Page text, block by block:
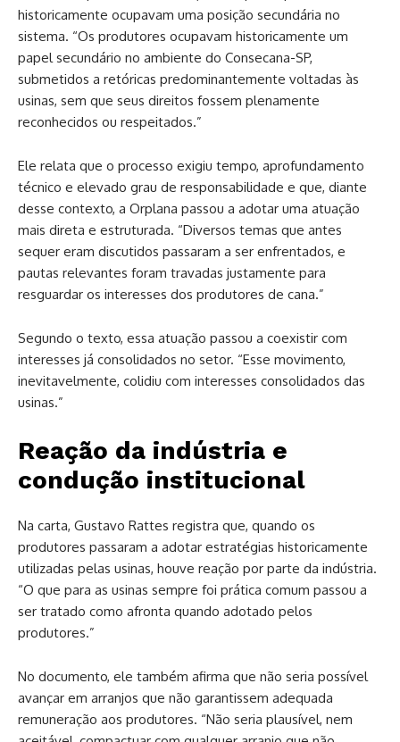
historicamente ocupavam uma posição secundária no
sistema. “Os produtores ocupavam historicamente um
papel secundário no ambiente do Consecana-SP,
submetidos a retóricas predominantemente voltadas às
usinas, sem que seus direitos fossem plenamente
reconhecidos ou respeitados.”
Ele relata que o processo exigiu tempo, aprofundamento
técnico e elevado grau de responsabilidade e que, diante
desse contexto, a Orplana passou a adotar uma atuação
mais direta e estruturada. “Diversos temas que antes
sequer eram discutidos passaram a ser enfrentados, e
pautas relevantes foram travadas justamente para
resguardar os interesses dos produtores de cana.”
Segundo o texto, essa atuação passou a coexistir com
interesses já consolidados no setor. “Esse movimento,
inevitavelmente, colidiu com interesses consolidados das
usinas.”
Reação da indústria e
condução institucional
Na carta, Gustavo Rattes registra que, quando os
produtores passaram a adotar estratégias historicamente
utilizadas pelas usinas, houve reação por parte da indústria.
“O que para as usinas sempre foi prática comum passou a
ser tratado como afronta quando adotado pelos
produtores.”
No documento, ele também afirma que não seria possível
avançar em arranjos que não garantissem adequada
remuneração aos produtores. “Não seria plausível, nem